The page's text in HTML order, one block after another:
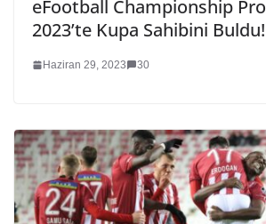
eFootball Championship Pro
2023’te Kupa Sahibini Buldu!
Haziran 29, 2023 30